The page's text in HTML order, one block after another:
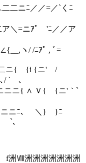
ﾆ／／=／`くﾆ
ｱﾟ 'ﾆ／／ア
/ﾆｱﾟ , ﾞ=
{i {ニ' /
､
Ｖ{ {ニ'｀`
､ ＼} }ﾆ
`､
洲洲洲